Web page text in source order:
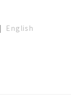
English